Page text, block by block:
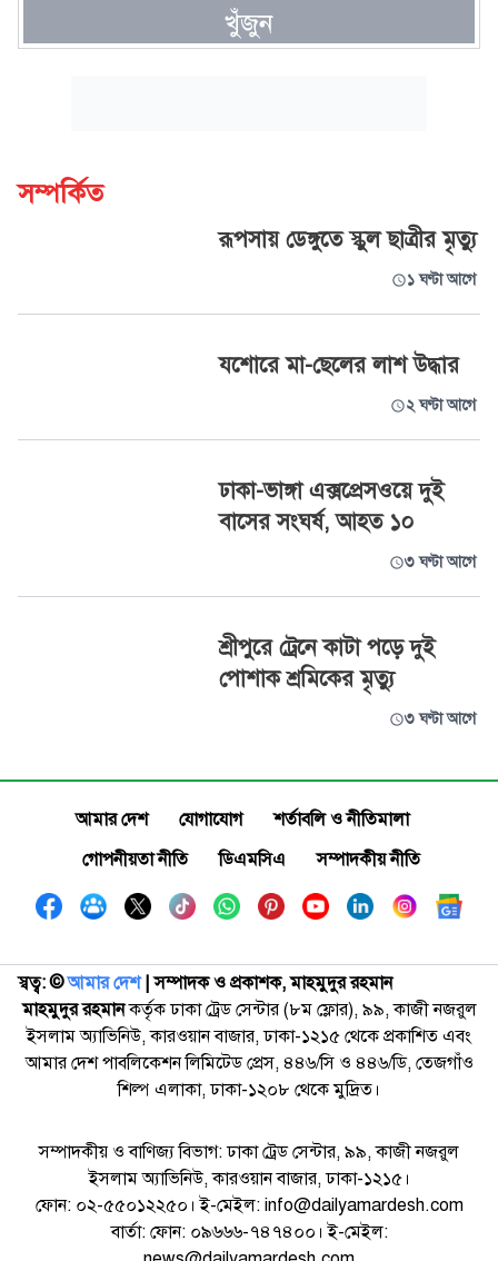
খুঁজুন
সম্পর্কিত
রূপসায় ডেঙ্গুতে স্কুল ছাত্রীর মৃত্যু
১ ঘণ্টা আগে
যশোরে মা-ছেলের লাশ উদ্ধার
২ ঘণ্টা আগে
ঢাকা-ভাঙ্গা এক্সপ্রেসওয়ে দুই
বাসের সংঘর্ষ, আহত ১০
৩ ঘণ্টা আগে
শ্রীপুরে ট্রেনে কাটা পড়ে দুই
পোশাক শ্রমিকের মৃত্যু
৩ ঘণ্টা আগে
আমার দেশ যোগাযোগ
শর্তাবলি ও নীতিমালা
গোপনীয়তা নীতি
ডিএমসিএ সম্পাদকীয় নীতি
স্বত্ব: ©️আমার দেশ| সম্পাদক ও প্রকাশক, মাহমুদুর রহমান
মাহমুদুর রহমানকর্তৃক ঢাকা ট্রেড সেন্টার (৮ম ফ্লোর), ৯৯, কাজী নজরুল
ইসলাম অ্যাভিনিউ, কারওয়ান বাজার, ঢাকা-১২১৫ থেকে প্রকাশিত এবং
আমার দেশ পাবলিকেশন লিমিটেড প্রেস, ৪৪৬/সি ও ৪৪৬/ডি, তেজগাঁও
শিল্প এলাকা, ঢাকা-১২০৮ থেকে মুদ্রিত।
সম্পাদকীয় ও বাণিজ্য বিভাগ: ঢাকা ট্রেড সেন্টার, ৯৯, কাজী নজরুল
ইসলাম অ্যাভিনিউ, কারওয়ান বাজার, ঢাকা-১২১৫।
ফোন: ০২-৫৫০১২২৫০। ই-মেইল: info@dailyamardesh.com
বার্তা: ফোন: ০৯৬৬৬-৭৪৭৪০০। ই-মেইল: